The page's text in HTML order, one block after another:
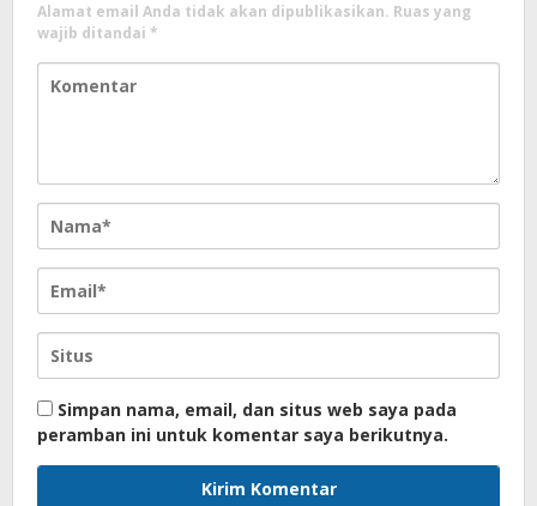
Alamat email Anda tidak akan dipublikasikan. Ruas yang
wajib ditandai *
Simpan nama, email, dan situs web saya pada
peramban ini untuk komentar saya berikutnya.